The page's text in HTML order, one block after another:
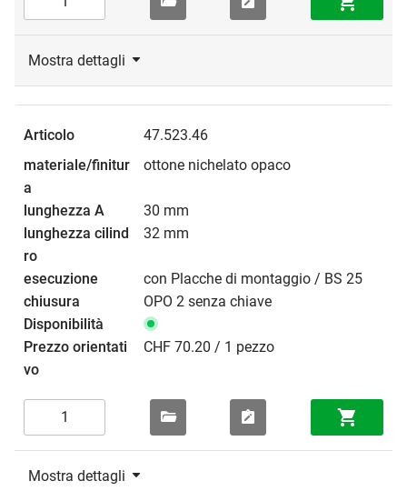
Mostra dettagli
47.523.46
ottone nichelato opaco
30 mm
32 mm
con Placche di montaggio / BS 25
OPO 2 senza chiave
CHF 70.20 / 1 pezzo
Mostra dettagli